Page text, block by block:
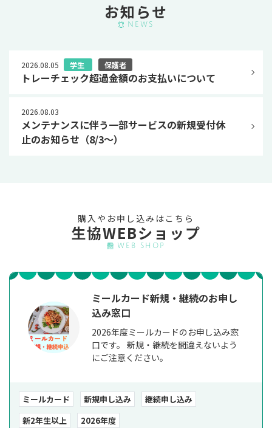
お知らせ
News
2026.08.05 学⽣ 保護者
トレーチェック超過金額のお支払いについて
2026.08.03
メンテナンスに伴う一部サービスの新規受付休
止のお知らせ（8/3～）
購入やお申し込みはこちら
生協WEBショップ
WEB SHOP
ミールカード新規・継続のお申し
込み窓口
2026年度ミールカードのお申し込み窓
口です。 新規・継続を間違えないよう
にご注意ください。
ミールカード 新規申し込み
継続申し込み
新2年生以上
2026年度